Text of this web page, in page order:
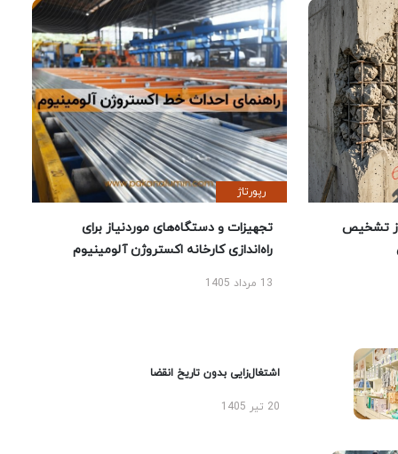
تشخیص
رپورتاژ
تجهیزات و دستگاه‌های موردنیاز برای
راه‌اندازی کارخانه اکستروژن آلومینیوم
13 مرداد 1405
اشتغال‌زایی بدون تاریخ انقضا
20 تیر 1405